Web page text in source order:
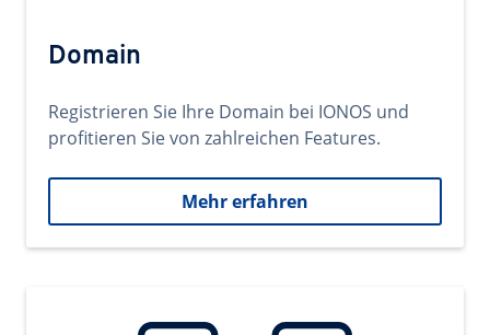
Domain
Registrieren Sie Ihre Domain bei IONOS und
profitieren Sie von zahlreichen Features.
Mehr erfahren